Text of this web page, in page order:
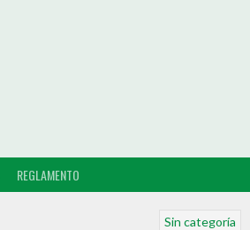
REGLAMENTO
Sin categoría